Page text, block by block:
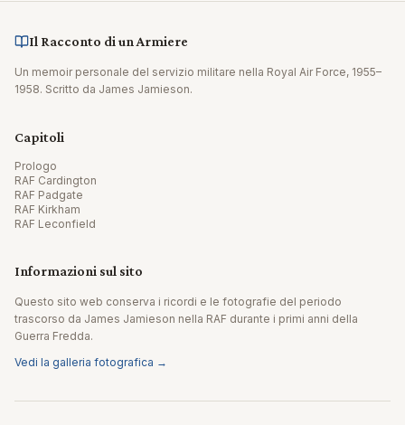
Il Racconto di un Armiere
Un memoir personale del servizio militare nella Royal Air Force, 1955–
1958. Scritto da James Jamieson.
Capitoli
Prologo
RAF Cardington
RAF Padgate
RAF Kirkham
RAF Leconfield
Informazioni sul sito
Questo sito web conserva i ricordi e le fotografie del periodo
trascorso da James Jamieson nella RAF durante i primi anni della
Guerra Fredda.
Vedi la galleria fotografica →